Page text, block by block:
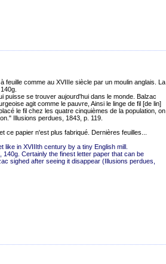
feuille comme au XVIIIe siècle par un moulin anglais. La
puisse se trouver aujourd'hui dans le monde. Balzac
agit comme le pauvre, Ainsi le linge de fil [de lin]
le fil chez les quatre cinquièmes de la population, on
Illusions perdues, 1843, p. 119.
ce papier n'est plus fabriqué. Dernières feuilles...
like in XVIIIth century by a tiny English mill.
Certainly the finest letter paper that can be
sighed after seeing it disappear (Illusions perdues,